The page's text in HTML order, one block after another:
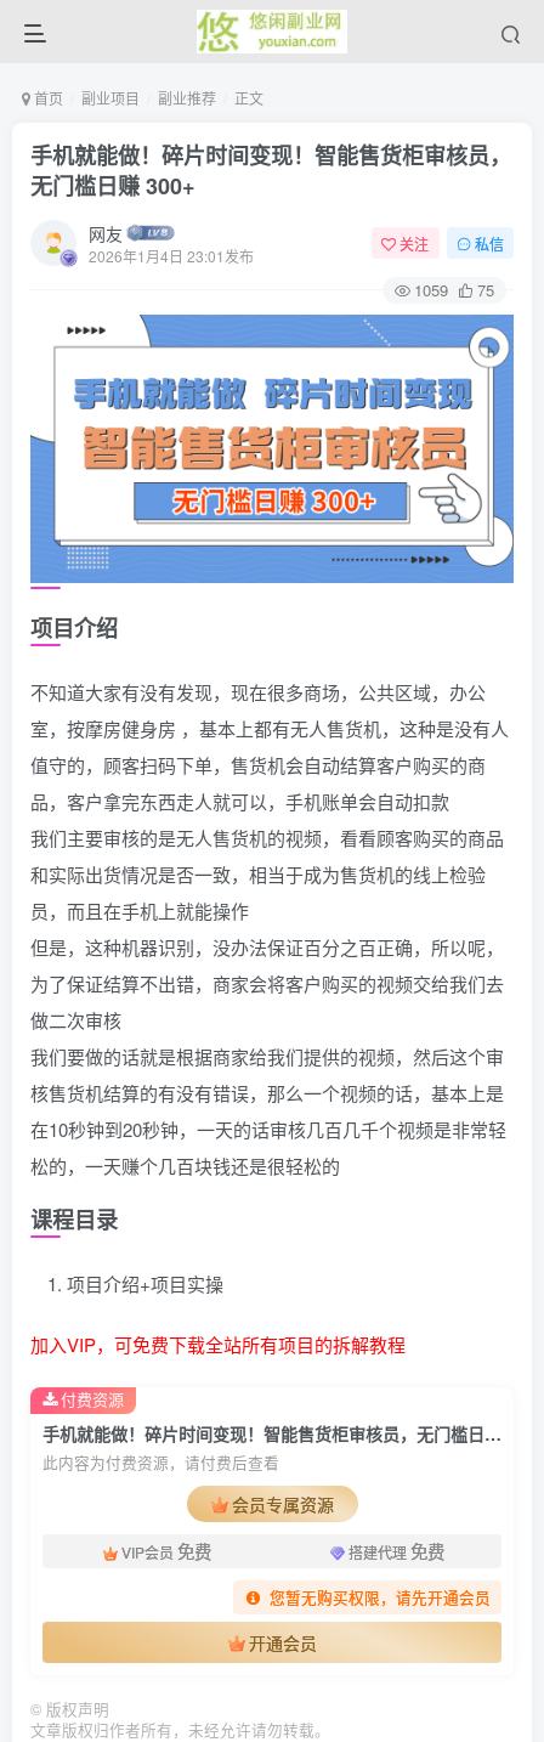
首页 副业项目 副业推荐 正文
手机就能做！碎片时间变现！智能售货柜审核员，
无门槛日赚 300+
网友
2026年1月4日 23:01发布
关注 私信
1059 75
项目介绍
不知道大家有没有发现，现在很多商场，公共区域，办公
室，按摩房健身房 ，基本上都有无人售货机，这种是没有人
值守的，顾客扫码下单，售货机会自动结算客户购买的商
品，客户拿完东西走人就可以，手机账单会自动扣款
我们主要审核的是无人售货机的视频，看看顾客购买的商品
和实际出货情况是否一致，相当于成为售货机的线上检验
员，而且在手机上就能操作
但是，这种机器识别，没办法保证百分之百正确，所以呢，
为了保证结算不出错，商家会将客户购买的视频交给我们去
做二次审核
我们要做的话就是根据商家给我们提供的视频，然后这个审
核售货机结算的有没有错误，那么一个视频的话，基本上是
在10秒钟到20秒钟，一天的话审核几百几千个视频是非常轻
松的，一天赚个几百块钱还是很轻松的
课程目录
项目介绍+项目实操
加入VIP，可免费下载全站所有项目的拆解教程
手机就能做！碎片时间变现！智能售货柜审核员，无门槛日赚 300+
此内容为付费资源，请付费后查看
会员专属资源
VIP会员 免费 搭建代理 免费
您暂无购买权限，请先开通会员
开通会员
付费资源
© 版权声明
文章版权归作者所有，未经允许请勿转载。